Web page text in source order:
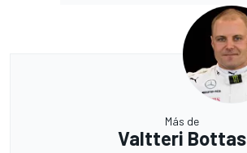
Más de
Valtteri Bottas